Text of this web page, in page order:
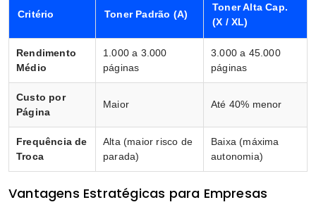
Critério Toner Padrão (A)
Toner Alta Cap.
(X / XL)
Rendimento
Médio
1.000 a 3.000
páginas
3.000 a 45.000
páginas
Custo por
Página
Maior Até 40% menor
Frequência de
Troca
Alta (maior risco de
parada)
Baixa (máxima
autonomia)
Vantagens Estratégicas para Empresas